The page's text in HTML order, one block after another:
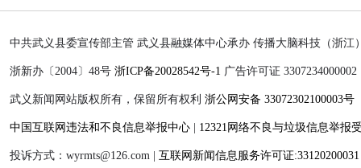
中共武义县委宣传部主管 武义县融媒体中心承办 传播大脑科技（浙江
浙新办〔2004〕48号 浙ICP备20028542号-1 广告许可证 3307234000002
武义新闻网站版权所有，保留所有权利 浙公网安备 33072302100003号
中国互联网违法和不良信息举报中心 | 12321网络不良与垃圾信息举报
投诉方式：wyrmts@126.com | 互联网新闻信息服务许可证:33120200031